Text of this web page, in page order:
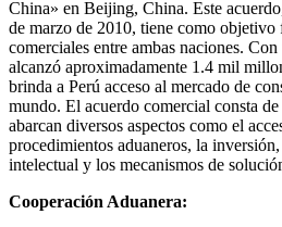
China» en Beijing, China. Este
de marzo de 2010, tiene como objetivo
comerciales entre ambas naciones.
alcanzó aproximadamente 1.4 mil
brinda a Perú acceso al mercado de
mundo. El acuerdo comercial consta
abarcan diversos aspectos como el
procedimientos aduaneros, la
intelectual y los mecanismos de
Cooperación Aduanera: